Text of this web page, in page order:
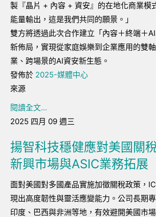
製『晶片 + 內容 + 資安』的在地化商業模
能量輸出，這是我們共同的願景。」
雙方將透過此次合作建立「內容＋終端＋
新佈局，實現從家庭娛樂到企業應用的雙
業、跨場景的AI資安新生態。
發佈於 2025-媒體中心
來源
閱讀全文...
2025 四月 09 週三
揚智科技穩健應對美國關
新興市場與ASIC業務拓展
面對美國對多國產品實施加徵關稅政策，
現出高度韌性與靈活應變能力。公司長期
印度、巴西與非洲等地，有效避開美國市